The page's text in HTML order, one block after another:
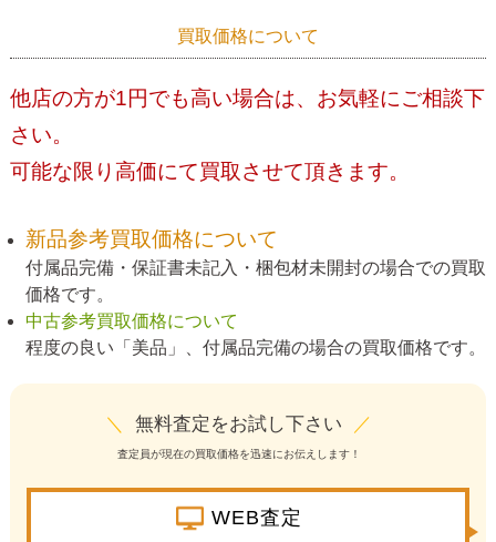
買取価格について
他店の方が1円でも高い場合は、お気軽にご相談下
さい。
可能な限り高価にて買取させて頂きます。
新品参考買取価格について
付属品完備・保証書未記入・梱包材未開封の場合での買取
価格です。
中古参考買取価格について
程度の良い「美品」、付属品完備の場合の買取価格です。
＼ 無料査定をお試し下さい ／
査定員が現在の買取価格を迅速にお伝えします！
WEB査定